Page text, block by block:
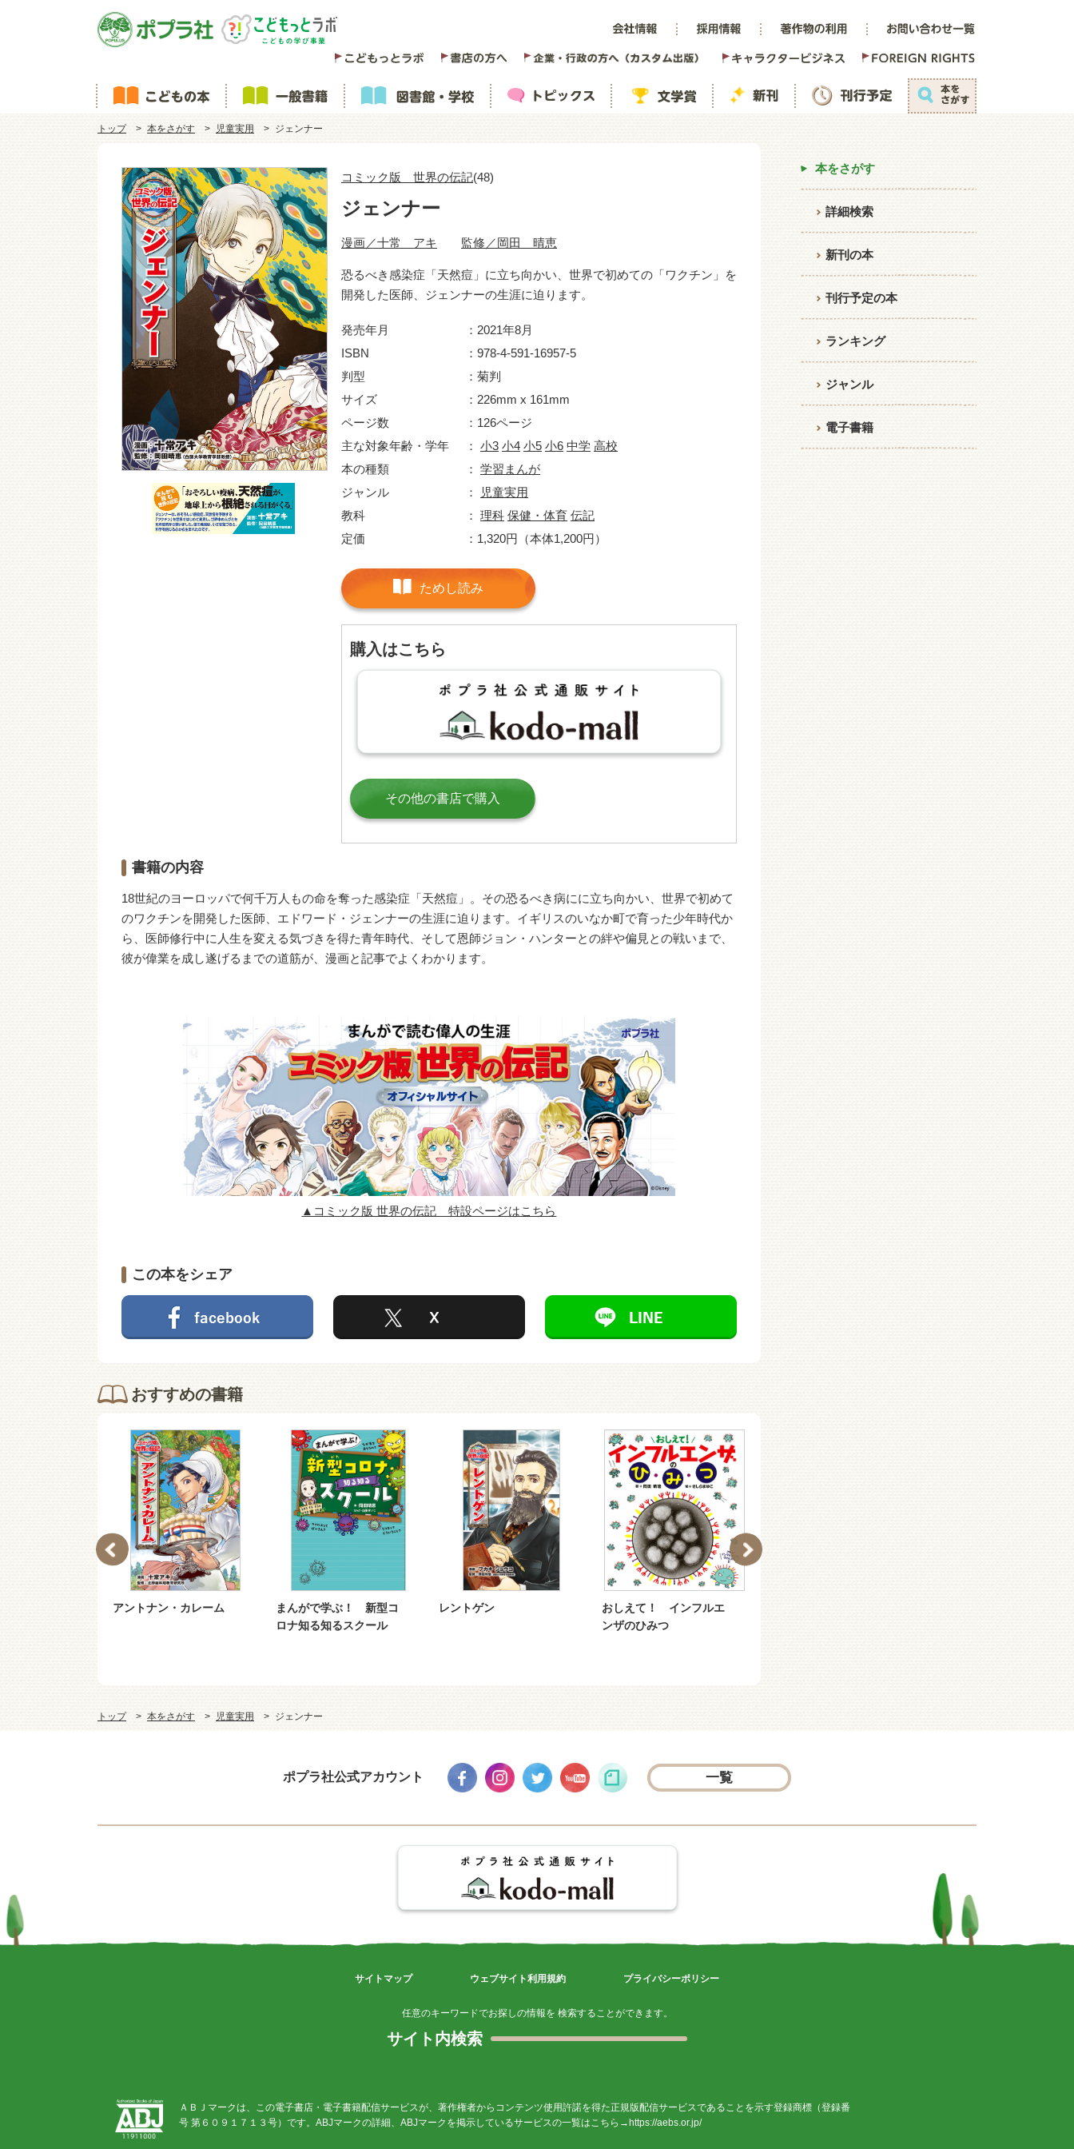
トップ 本をさがす 児童実用 ジェンナー
コミック版 世界の伝記(48)
ジェンナー
漫画／十常 アキ 監修／岡田 晴恵
恐るべき感染症「天然痘」に立ち向かい、世界で初めての「ワクチン」を
開発した医師、ジェンナーの生涯に迫ります。
発売年月
2021年8月
ISBN
978-4-591-16957-5
判型
菊判
サイズ
226mm x 161mm
ページ数
126ページ
主な対象年齢・学年
小3 小4 小5 小6 中学 高校
本の種類
学習まんが
ジャンル
児童実用
教科
理科 保健・体育 伝記
定価
1,320円（本体1,200円）
ためし読み
購入はこちら
その他の書店で購入
書籍の内容
18世紀のヨーロッパで何千万人もの命を奪った感染症「天然痘」。その恐るべき病にに立ち向かい、世界で初めて
のワクチンを開発した医師、エドワード・ジェンナーの生涯に迫ります。イギリスのいなか町で育った少年時代か
ら、医師修行中に人生を変える気づきを得た青年時代、そして恩師ジョン・ハンターとの絆や偏見との戦いまで、
彼が偉業を成し遂げるまでの道筋が、漫画と記事でよくわかります。
▲コミック版 世界の伝記 特設ページはこちら
この本をシェア
おすすめの書籍
アントナン・カレーム
まんがで学ぶ！ 新型コ
ロナ知る知るスクール
レントゲン
おしえて！ インフルエ
ンザのひみつ
本をさがす
詳細検索
新刊の本
刊行予定の本
ランキング
ジャンル
電子書籍
トップ 本をさがす 児童実用 ジェンナー
ポプラ社公式アカウント 一覧
サイトマップ ウェブサイト利用規約 プライバシーポリシー
任意のキーワードでお探しの情報を 検索することができます。
サイト内検索
ＡＢＪマークは、この電子書店・電子書籍配信サービスが、著作権者からコンテンツ使用許諾を得た正規版配信サービスであることを示す登録商標（登録番
号 第６０９１７１３号）です。ABJマークの詳細、ABJマークを掲示しているサービスの一覧はこちら→https://aebs.or.jp/